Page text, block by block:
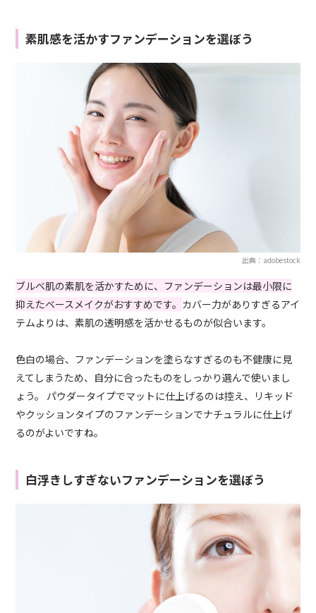
素肌感を活かすファンデーションを選ぼう
出典：adobestock
ブルベ肌の素肌を活かすために、ファンデーションは最小限に
抑えたベースメイクがおすすめです。 カバー力がありすぎるアイ
テムよりは、素肌の透明感を活かせるものが似合います。
色白の場合、ファンデーションを塗らなすぎるのも不健康に見
えてしまうため、自分に合ったものをしっかり選んで使いまし
ょう。 パウダータイプでマットに仕上げるのは控え、リキッド
やクッションタイプのファンデーションでナチュラルに仕上げ
るのがよいですね。
白浮きしすぎないファンデーションを選ぼう